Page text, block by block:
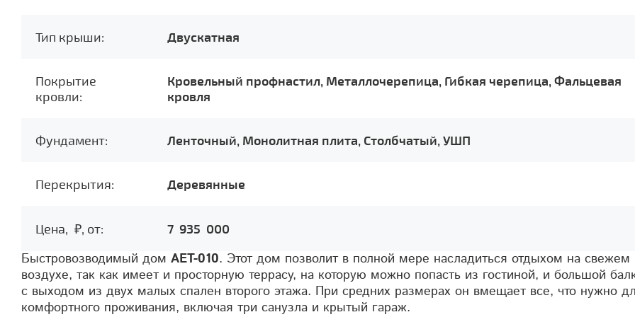
Тип крыши: Двускатная
Покрытие
кровли:
Кровельный профнастил, Металлочерепица, Гибкая черепица, Фальцевая
кровля
Фундамент: Ленточный, Монолитная плита, Столбчатый, УШП
Перекрытия: Деревянные
Цена, , от: 7 935 000
Быстровозводимый дом AET-010. Этот дом позволит в полной мере насладиться отдыхом на свежем
воздухе, так как имеет и просторную террасу, на которую можно попасть из гостиной, и большой
с выходом из двух малых спален второго этажа. При средних размерах он вмещает все, что нужно
комфортного проживания, включая три санузла и крытый гараж.